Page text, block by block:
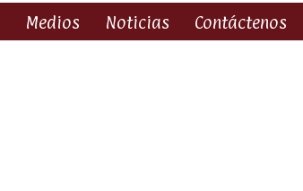
Medios Noticias Contáctenos